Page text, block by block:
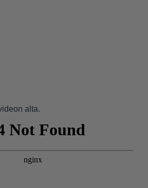
alta.